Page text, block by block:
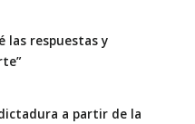
las respuestas y
a partir de la